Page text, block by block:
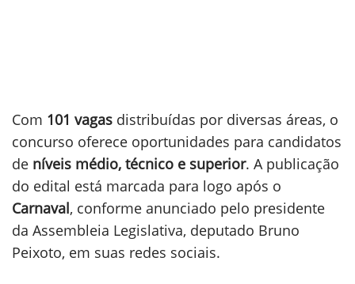
Com 101 vagas distribuídas por diversas áreas, o
concurso oferece oportunidades para candidatos
de níveis médio, técnico e superior. A publicação
do edital está marcada para logo após o
Carnaval, conforme anunciado pelo presidente
da Assembleia Legislativa, deputado Bruno
Peixoto, em suas redes sociais.